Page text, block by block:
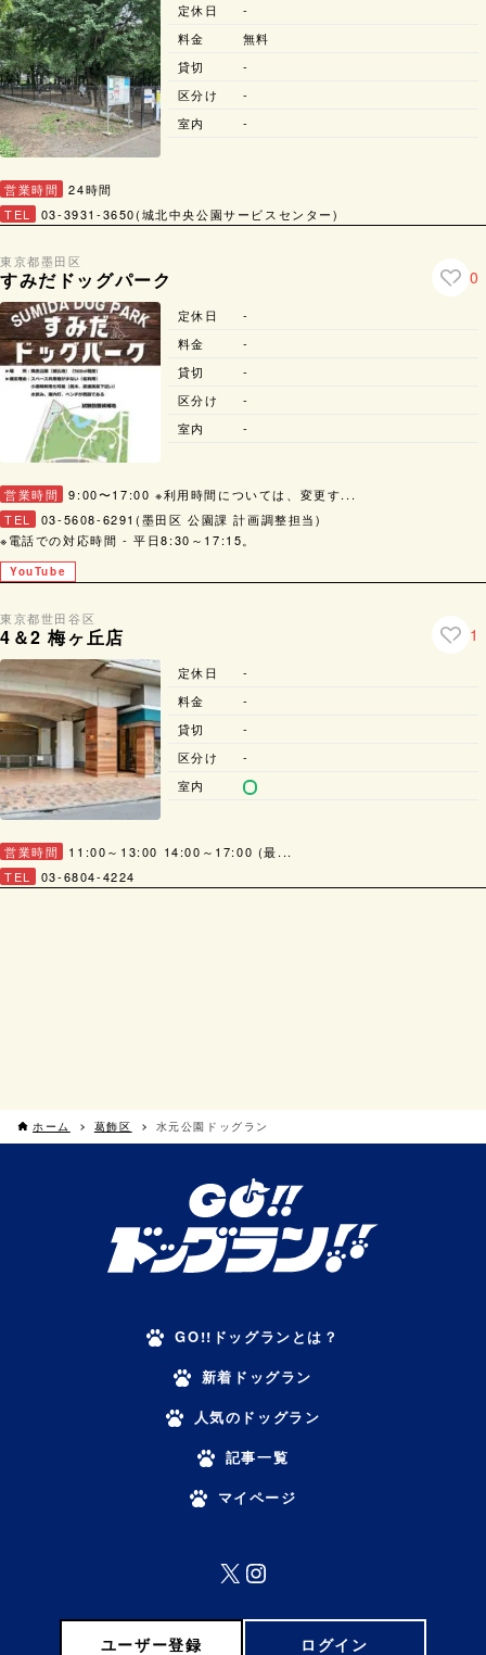
営業時間
24時間
TEL
03-3931-3650(城北中央公園サービスセンター)
定休日
-
料金
無料
貸切
-
区分け
-
室内
-
東京都墨田区
すみだドッグパーク 0
営業時間
9:00〜17:00 ※利用時間については、変更す...
TEL
03-5608-6291(墨田区 公園課 計画調整担当)
※電話での対応時間 - 平日8:30～17:15。
YouTube
定休日
-
料金
-
貸切
-
区分け
-
室内
-
東京都世田谷区
4＆2 梅ヶ丘店 1
営業時間
11:00～13:00 14:00～17:00 (最...
TEL
03-6804-4224
定休日
-
料金
-
貸切
-
区分け
-
室内
ホーム 葛飾区 水元公園ドッグラン
GO!!ドッグランとは？
新着ドッグラン
人気のドッグラン
記事一覧
マイページ
X Instagram
ユーザー登録 ログイン